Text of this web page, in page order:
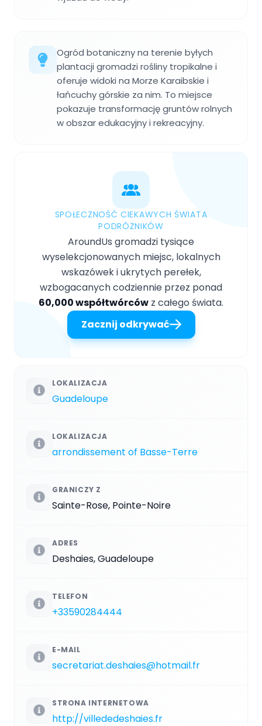
Ogród botaniczny na terenie byłych
plantacji gromadzi rośliny tropikalne i
oferuje widoki na Morze Karaibskie i
łańcuchy górskie za nim. To miejsce
pokazuje transformację gruntów rolnych
w obszar edukacyjny i rekreacyjny.
SPOŁECZNOŚĆ CIEKAWYCH ŚWIATA
PODRÓŻNIKÓW
AroundUs gromadzi tysiące
wyselekcjonowanych miejsc, lokalnych
wskazówek i ukrytych perełek,
wzbogacanych codziennie przez ponad
60,000 współtwórców z całego świata.
Zacznij odkrywać
LOKALIZACJA
Guadeloupe
LOKALIZACJA
arrondissement of Basse-Terre
GRANICZY Z
Sainte-Rose, Pointe-Noire
ADRES
Deshaies, Guadeloupe
TELEFON
+33590284444
E-MAIL
secretariat.deshaies@hotmail.fr
STRONA INTERNETOWA
http://villededeshaies.fr